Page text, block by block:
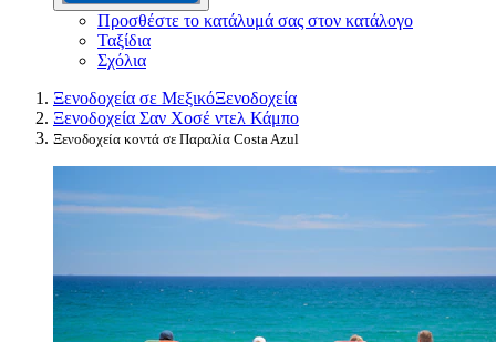
Προσθέστε το κατάλυμά σας στον κατάλογο
Ταξίδια
Σχόλια
Ξενοδοχεία σε ΜεξικόΞενοδοχεία
Ξενοδοχεία Σαν Χοσέ ντελ Κάμπο
Ξενοδοχεία κοντά σε Παραλία Costa Azul